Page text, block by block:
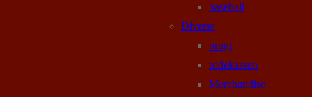
baseball
Diverse
brugt
rodekassen
Merchandise